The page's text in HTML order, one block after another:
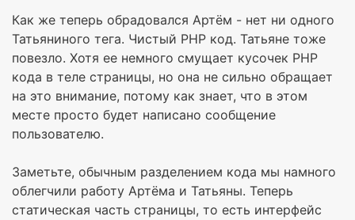
Как же теперь обрадовался Артём - нет ни одного
Татьяниного тега. Чистый PHP код. Татьяне тоже
повезло. Хотя ее немного смущает кусочек PHP
кода в теле страницы, но она не сильно обращает
на это внимание, потому как знает, что в этом
месте просто будет написано сообщение
пользователю.
Заметьте, обычным разделением кода мы намного
облегчили работу Артёма и Татьяны. Теперь
статическая часть страницы, то есть интерфейс